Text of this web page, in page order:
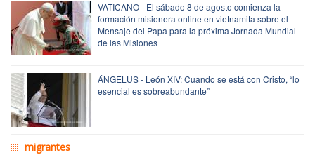
VATICANO - El sábado 8 de agosto comienza la
formación misionera online en vietnamita sobre el
Mensaje del Papa para la próxima Jornada Mundial
de las Misiones
ÁNGELUS - León XIV: Cuando se está con Cristo, “lo
esencial es sobreabundante”
migrantes